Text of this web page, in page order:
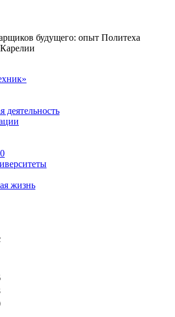
будущего: опыт Политеха
деятельность
жизнь